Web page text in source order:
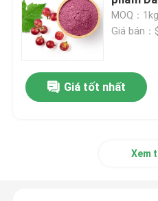
hương vị và hương thơm
Hương vị tổng hợp
MOQ：1kg
Giá bán
Giá tốt nhất
Xem